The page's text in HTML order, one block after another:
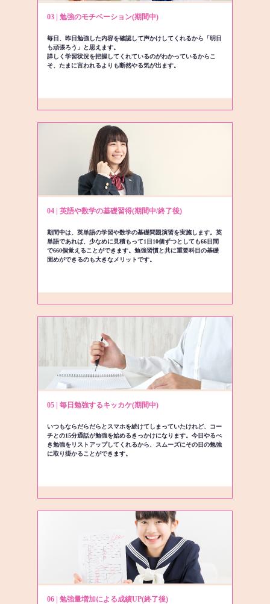
03 | 勉強のモチベーション(期間中)
毎日、昨日勉強した内容を確認して声かけしてくれるから「明日
も頑張ろう」と思えます。
詳しく学習状況を把握してくれているのがわかっているからこ
そ、たまに言われるよりも断然やる気が出ます。
04 | 英語や数学の基礎習得(期間中/終了後)
期間中は、英単語の学習や数学の基礎問題演習を実施します。英
単語であれば、少なめに見積もって1日10個ずつとしても66日間
で660個覚えることができます。勉強習慣と共に重要科目の基礎
固めができるのも大きなメリットです。
05 | 毎日勉強するキッカケ(期間中)
いつもならだらだらとスマホを続けてしまっていたけれど、コー
チとの15分通話が勉強を始めるきっかけになります。今日やるべ
き勉強をリストアップしてくれるから、スムーズにその日の勉強
に取り掛かることができます。
06 | 勉強量増加による成績UP(終了後)